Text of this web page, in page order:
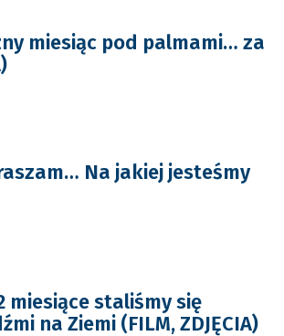
miesiąc pod palmami… za
Na jakiej jesteśmy
miesiące staliśmy się
na Ziemi (FILM, ZDJĘCIA)